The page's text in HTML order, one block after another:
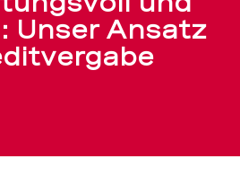
Unser Ansatz